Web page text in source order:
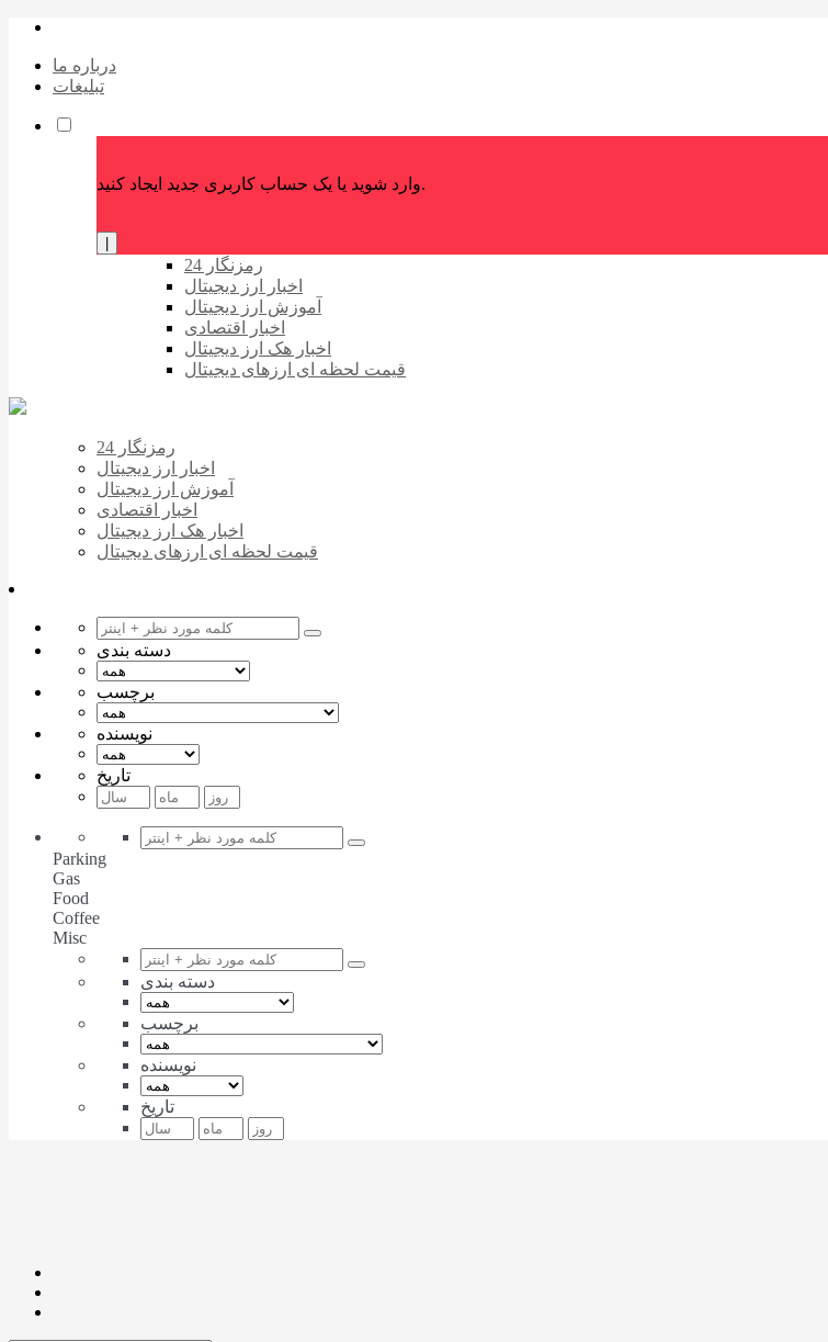
درباره ما
تبلیغات
وارد شوید یا یک حساب کاربری جدید ایجاد کنید.
رمزنگار 24
اخبار ارز دیجیتال
آموزش ارز دیجیتال
اخبار اقتصادی
اخبار هک ارز دیجیتال
قیمت لحظه ای ارزهای دیجیتال
رمزنگار 24
اخبار ارز دیجیتال
آموزش ارز دیجیتال
اخبار اقتصادی
اخبار هک ارز دیجیتال
قیمت لحظه ای ارزهای دیجیتال
دسته بندی
برچسب
نویسنده
تاریخ
Parking
Gas
Food
Coffee
Misc
دسته بندی
برچسب
نویسنده
تاریخ